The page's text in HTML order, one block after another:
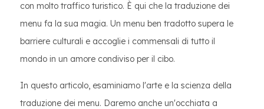
con molto traffico turistico. È qui che la traduzione dei
menu fa la sua magia. Un menu ben tradotto supera le
barriere culturali e accoglie i commensali di tutto il
mondo in un amore condiviso per il cibo.
In questo articolo, esaminiamo l'arte e la scienza della
traduzione dei menu. Daremo anche un'occhiata a